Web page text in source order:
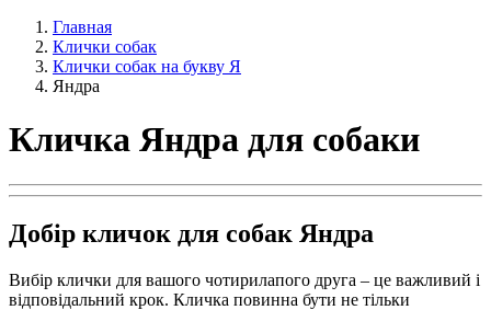
Главная
Клички собак
Клички собак на букву Я
Яндра
Кличка Яндра для собаки
Добір кличок для собак Яндра
Вибір клички для вашого чотирилапого друга – це важливий і
відповідальний крок. Кличка повинна бути не тільки